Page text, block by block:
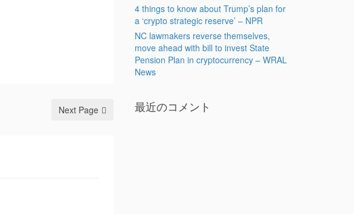
Next Page
4 things to know about Trump’s plan for
a ‘crypto strategic reserve’ – NPR
NC lawmakers reverse themselves,
move ahead with bill to invest State
Pension Plan in cryptocurrency – WRAL
News
最近のコメント